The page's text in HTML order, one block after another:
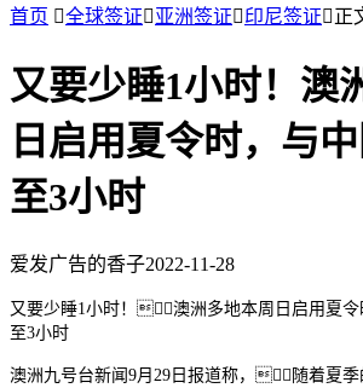
首页 全球签证亚洲签证印尼签证正
又要少睡1小时！澳
日启用夏令时，与
至3小时
爱发广告的香子2022-11-28
又要少睡1小时！澳洲多地本周日启用夏
至3小时
澳洲九号台新闻9月29日报道称，随着夏